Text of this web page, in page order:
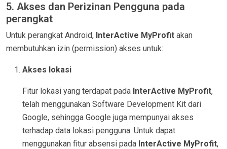
5. Akses dan Perizinan Pengguna pada
perangkat
Untuk perangkat Android, InterActive MyProfit akan
membutuhkan izin (permission) akses untuk:
Akses lokasi
Fitur lokasi yang terdapat pada InterActive MyProfit,
telah menggunakan Software Development Kit dari
Google, sehingga Google juga mempunyai akses
terhadap data lokasi pengguna. Untuk dapat
menggunakan fitur absensi pada InterActive MyProfit,